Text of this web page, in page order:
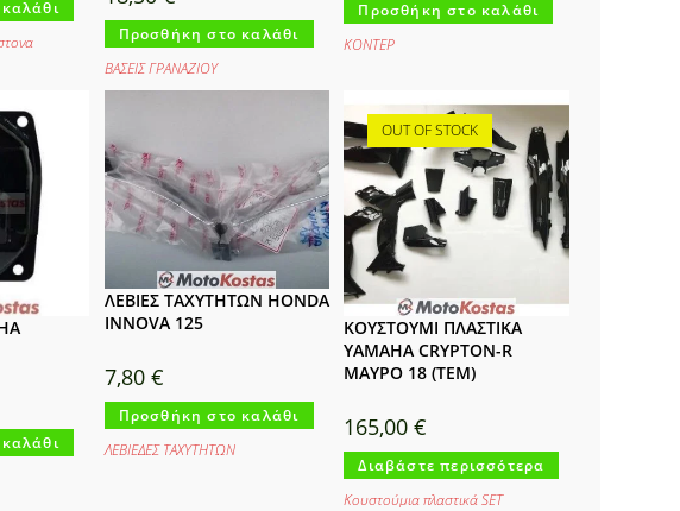
Προσθήκη στο καλάθι
ΒΑΣΕΙΣ ΓΡΑΝΑΖΙΟΥ
Προσθήκη στο καλάθι
ΚΟΝΤΕΡ
ΛΕΒΙΕΣ ΤΑΧΥΤΗΤΩΝ HONDA
INNOVA 125
7,80 €
Προσθήκη στο καλάθι
ΛΕΒΙΕΔΕΣ ΤΑΧΥΤΗΤΩΝ
OUT OF STOCK
ΚΟΥΣΤΟΥΜΙ ΠΛΑΣΤΙΚΑ
YAMAHA CRYPTON-R
ΜΑΥΡΟ 18 (TEM)
165,00€
Διαβάστε περισσότερα
Κουστούμια πλαστικά SET